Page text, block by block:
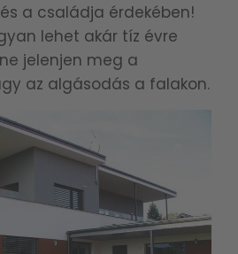
a családja érdekében!
lehet akár tíz évre
jelenjen meg a
az algásodás a falakon.